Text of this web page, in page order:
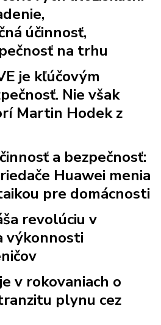
účinnosť,
na trhu
je kľúčovým
Nie však
Martin Hodek z
a bezpečnosť:
Huawei menia
pre domácnosti
revolúciu v
výkonnosti
v rokovaniach o
plynu cez